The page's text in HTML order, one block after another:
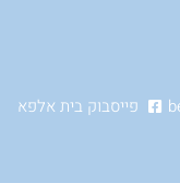
פייסבוק בית אלפא